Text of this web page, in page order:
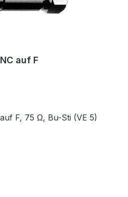
auf F
Telegärtner: Adapter BNC auf F, 75 Ω, Bu-Sti (VE 5)